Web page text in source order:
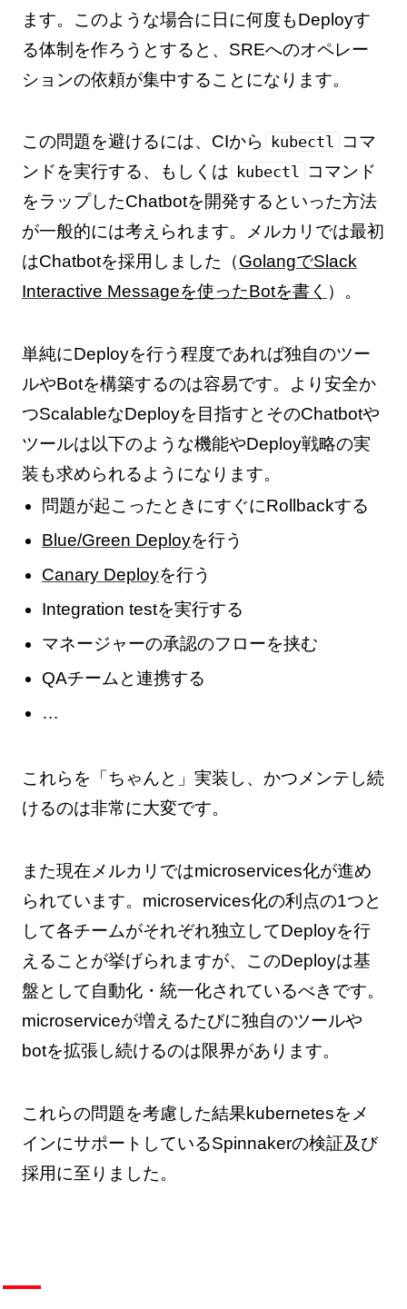
ます。このような場合に日に何度もDeployす
る体制を作ろうとすると、SREへのオペレー
ションの依頼が集中することになります。
この問題を避けるには、CIから kubectl コマ
ンドを実行する、もしくは kubectl コマンド
をラップしたChatbotを開発するといった方法
が一般的には考えられます。メルカリでは最初
はChatbotを採用しました（GolangでSlack
Interactive Messageを使ったBotを書く ）。
単純にDeployを行う程度であれば独自のツー
ルやBotを構築するのは容易です。より安全か
つScalableなDeployを目指すとそのChatbotや
ツールは以下のような機能やDeploy戦略の実
装も求められるようになります。
問題が起こったときにすぐにRollbackする
Blue/Green Deployを行う
Canary Deployを行う
Integration testを実行する
マネージャーの承認のフローを挟む
QAチームと連携する
…
これらを「ちゃんと」実装し、かつメンテし続
けるのは非常に大変です。
また現在メルカリではmicroservices化が進め
られています。microservices化の利点の1つと
して各チームがそれぞれ独立してDeployを行
えることが挙げられますが、このDeployは基
盤として自動化・統一化されているべきです。
microserviceが増えるたびに独自のツールや
botを拡張し続けるのは限界があります。
これらの問題を考慮した結果kubernetesをメ
インにサポートしているSpinnakerの検証及び
採用に至りました。